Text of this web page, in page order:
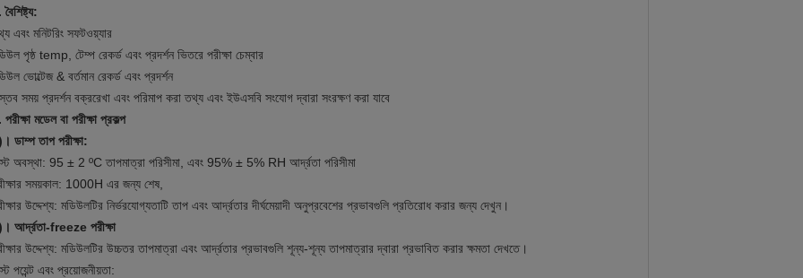
এবং মনিটরিং সফটওয়্যার
পৃষ্ঠ temp, টেম্প রেকর্ড এবং প্রদর্শন ভিতরে পরীক্ষা চেম্বার
ভোল্টেজ & বর্তমান রেকর্ড এবং প্রদর্শন
সময় প্রদর্শন বক্ররেখা এবং পরিমাপ করা তথ্য এবং ইউএসবি সংযোগ দ্বারা সংরক্ষণ করা যাবে
মডেল বা পরীক্ষা প্রকল্প
ডাম্প তাপ পরীক্ষা:
অবস্থা: 95 ± 2 ºC তাপমাত্রা পরিসীমা, এবং 95% ± 5% RH আর্দ্রতা পরিসীমা
সময়কাল: 1000H এর জন্য শেষ,
উদ্দেশ্য: মডিউলটির নির্ভরযোগ্যতাটি তাপ এবং আর্দ্রতার দীর্ঘমেয়াদী অনুপ্রবেশের প্রভাবগুলি প্রতিরোধ করার জন্য দেখুন।
আর্দ্রতা-freeze পরীক্ষা
উদ্দেশ্য: মডিউলটির উচ্চতর তাপমাত্রা এবং আর্দ্রতার প্রভাবগুলি শূন্য-শূন্য তাপমাত্রার দ্বারা প্রভাবিত করার ক্ষমতা দেখতে।
পয়েন্ট এবং প্রয়োজনীয়তা: